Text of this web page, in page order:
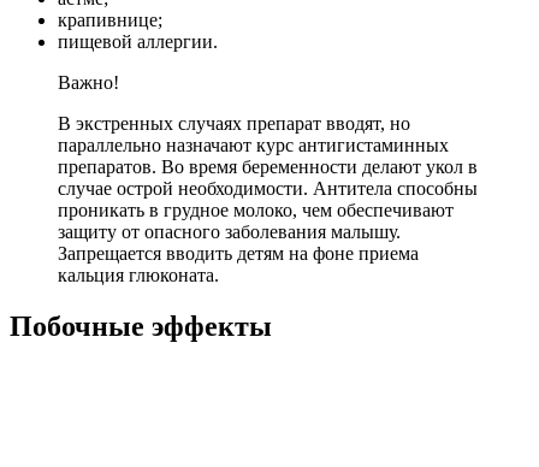
крапивнице;
пищевой аллергии.
Важно!
В экстренных случаях препарат вводят, но
параллельно назначают курс антигистаминных
препаратов. Во время беременности делают укол в
случае острой необходимости. Антитела способны
проникать в грудное молоко, чем обеспечивают
защиту от опасного заболевания малышу.
Запрещается вводить детям на фоне приема
кальция глюконата.
Побочные эффекты